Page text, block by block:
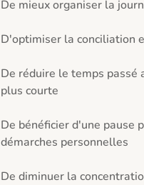
De mieux organiser la
D'optimiser la conciliation
De réduire le temps passé
plus courte
De bénéficier d'une pause
démarches personnelles
De diminuer la